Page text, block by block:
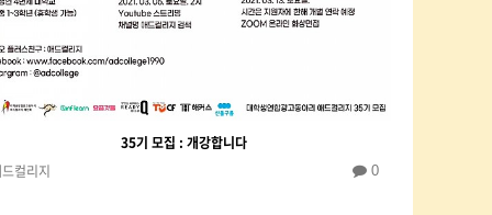
35기 모집 : 개강합니다
컬리지
0